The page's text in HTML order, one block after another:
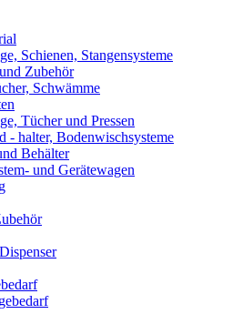
Schienen, Stangensysteme
Zubehör
Schwämme
Tücher und Pressen
- halter, Bodenwischsysteme
Behälter
und Gerätewagen